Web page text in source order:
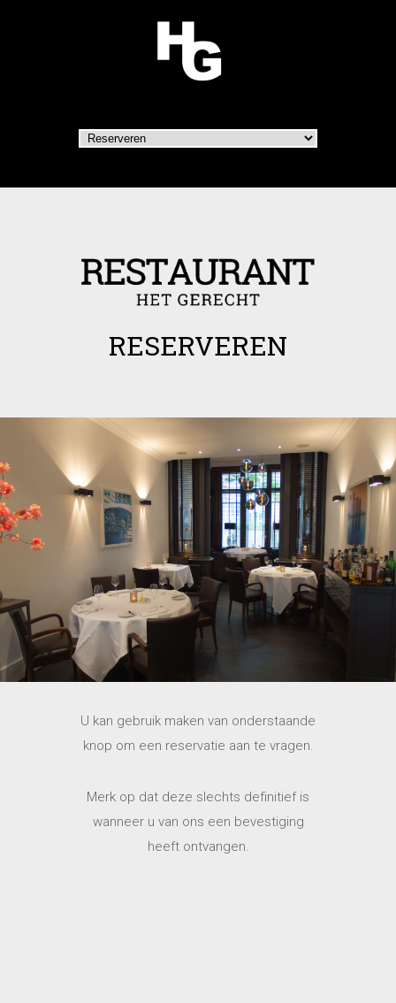
RESERVEREN
U kan gebruik maken van onderstaande
knop om een reservatie aan te vragen.
Merk op dat deze slechts definitief is
wanneer u van ons een bevestiging
heeft ontvangen.